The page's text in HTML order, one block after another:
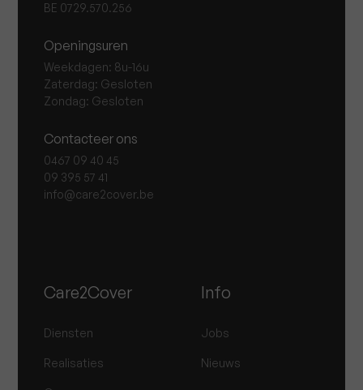
BE 0729.570.256
Openingsuren
Weekdagen: 8u-16u
Zaterdag: Gesloten
Zondag: Gesloten
Contacteer ons
0467 09 40 45
09 395 57 41
info@care2cover.be
Care2Cover
Diensten
Realisaties
Info
Jobs
Nieuws